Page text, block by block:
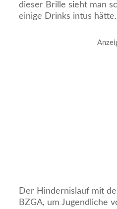
dieser Brille sieht man
einige Drinks intus hätte.
Der Hindernislauf mit
BZGA, um Jugendliche